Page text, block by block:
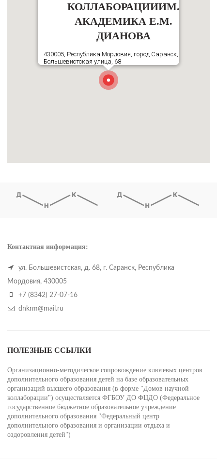
КОЛЛАБОРАЦИИИМ.
АКАДЕМИКА Е.М.
ДИАНОВА
430005, Республика Мордовия, город Саранск,
Большевистская улица, 68
Контактная информация:
ул. Большевистская, д. 68, г. Саранск, Республика
Мордовия, 430005
+7 (8342) 27-07-16
dnkrm@mail.ru
ПОЛЕЗНЫЕ ССЫЛКИ
Организационно-методическое сопровождение ключевых центров
дополнительного образования детей на базе образовательных
организаций высшего образования (в форме "Домов научной
коллаборации") осуществляется ФГБОУ ДО ФЦДО (Федеральное
государственное бюджетное образовательное учреждение
дополнительного образования "Федеральный центр
дополнительного образования и организации отдыха и
оздоровления детей")